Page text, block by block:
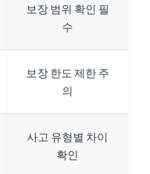
보장 범위 확인 필
수
보장 한도 제한 주
의
사고 유형별 차이
확인